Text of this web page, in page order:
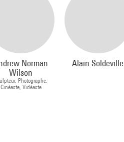
Norman
Wilson
Photographe,
Cinéaste, Vidéaste
Alain Soldeville